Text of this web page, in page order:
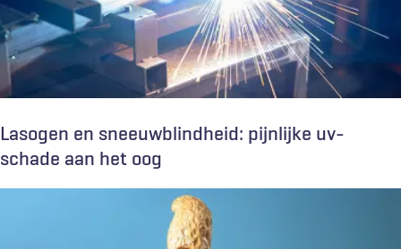
Lasogen en sneeuwblindheid: pijnlijke uv-
schade aan het oog